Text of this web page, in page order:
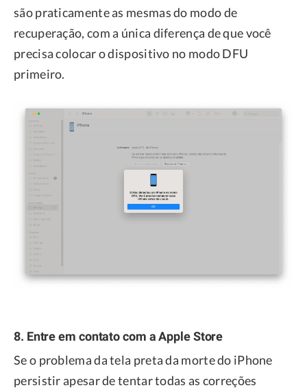
são praticamente as mesmas do modo de
recuperação, com a única diferença de que você
precisa colocar o dispositivo no modo DFU
primeiro.
8. Entre em contato com a Apple Store
Se o problema da tela preta da morte do iPhone
persistir apesar de tentar todas as correções